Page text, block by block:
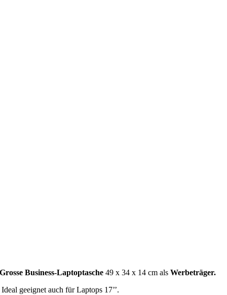
Grosse Business-Laptoptasche 49 x 34 x 14 cm alsWerbeträger.
Ideal geeignet auch für Laptops 17’’.